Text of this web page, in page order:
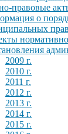
правовые
о
2009 г.
2010 г.
2011 г.
2012 г.
2013 г.
2014 г.
2015 г.